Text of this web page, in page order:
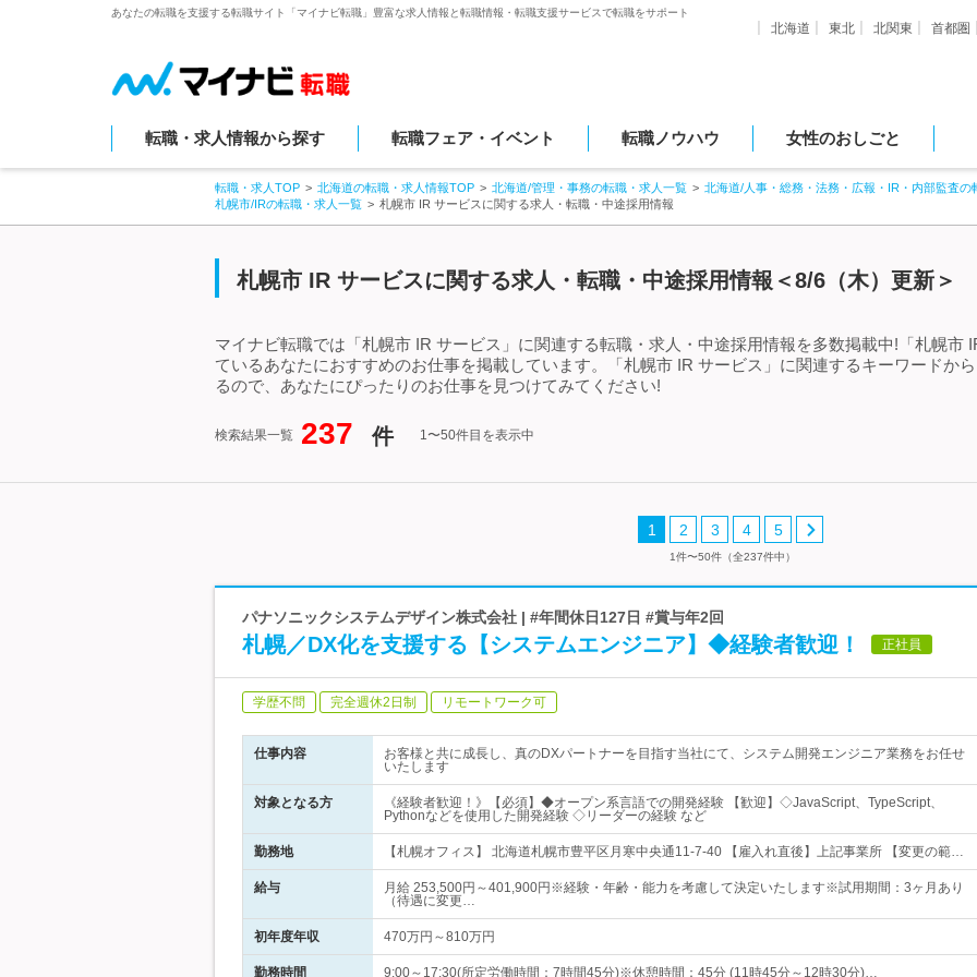
あなたの転職を支援する転職サイト「マイナビ転職」豊富な求人情報と転職情報・転職支援サービスで転職をサポート
北海道 東北 北関東 首都圏
転職・求人情報から探す 転職フェア・イベント 転職ノウハウ 女性のおしごと
転職・求人TOP 北海道の転職・求人情報TOP 北海道/管理・事務の転職・求人一覧
北海道/人事・総務・法務・広報・IR・内部監査の
札幌市/IRの転職・求人一覧
札幌市 IR サービスに関する求人・転職・中途採用情報
札幌市 IR サービスに関する求人・転職・中途採用情報＜8/6（木）更新＞
マイナビ転職では「札幌市 IR サービス」に関連する転職・求人・中途採用情報を多数掲載中!「札幌市
ているあなたにおすすめのお仕事を掲載しています。「札幌市 IR サービス」に関連するキーワードか
るので、あなたにぴったりのお仕事を見つけてみてください!
検索結果一覧 237 件 1〜50件目を表示中
1 2 3 4 5
1件〜50件（全237件中）
パナソニックシステムデザイン株式会社 | #年間休日127日 #賞与年2回
札幌／DX化を支援する【システムエンジニア】◆経験者歓迎！ 正社員
学歴不問 完全週休2日制 リモートワーク可
仕事内容
お客様と共に成長し、真のDXパートナーを目指す当社にて、システム開発エンジニア業務をお任せ
いたします
対象となる方
《経験者歓迎！》【必須】◆オープン系言語での開発経験 【歓迎】◇JavaScript、TypeScript、
Pythonなどを使用した開発経験 ◇リーダーの経験 など
勤務地 【札幌オフィス】 北海道札幌市豊平区月寒中央通11-7-40 【雇入れ直後】上記事業所 【変更の範…
給与
月給 253,500円～401,900円※経験・年齢・能力を考慮して決定いたします※試用期間：3ヶ月あり
（待遇に変更…
初年度年収 470万円～810万円
勤務時間 9:00～17:30(所定労働時間：7時間45分)※休憩時間：45分 (11時45分～12時30分)…